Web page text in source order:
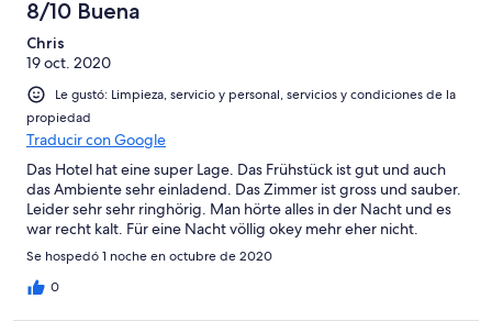
8/10 Buena
Chris
19 oct. 2020
Le gustó: Limpieza, servicio y personal, servicios y condiciones de la
propiedad
Traducir con Google
Das Hotel hat eine super Lage. Das Frühstück ist gut und auch
das Ambiente sehr einladend. Das Zimmer ist gross und sauber.
Leider sehr sehr ringhörig. Man hörte alles in der Nacht und es
war recht kalt. Für eine Nacht völlig okey mehr eher nicht.
Se hospedó 1 noche en octubre de 2020
0